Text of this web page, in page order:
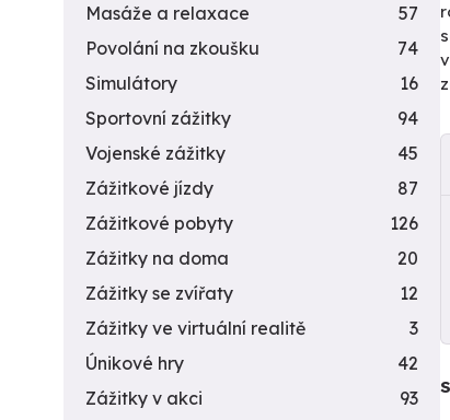
Masáže a relaxace
57
Povolání na zkoušku
74
Simulátory
16
Sportovní zážitky
94
Vojenské zážitky
45
Zážitkové jízdy
87
Zážitkové pobyty
126
Zážitky na doma
20
Zážitky se zvířaty
12
Zážitky ve virtuální realitě
3
Únikové hry
42
Zážitky v akci
93